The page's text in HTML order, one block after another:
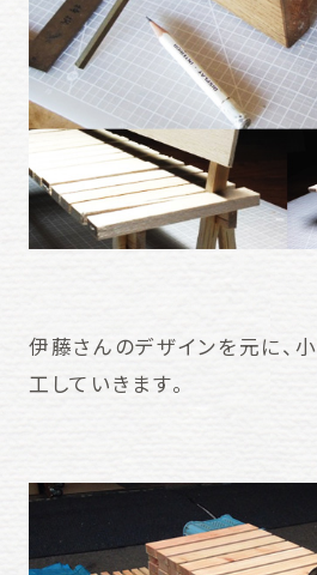
伊藤さんのデザインを元に、
工していきます。